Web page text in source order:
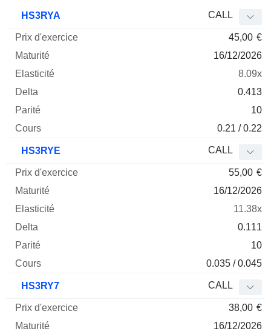
Mnemo Type
Parité
HS3RYA CALL
45,00 €
16/12/2026
8.09x
0.413
10
0.21 / 0.22
HS3RYE CALL
55,00 €
16/12/2026
11.38x
0.111
10
0.035 / 0.045
HS3RY7 CALL
38,00 €
16/12/2026